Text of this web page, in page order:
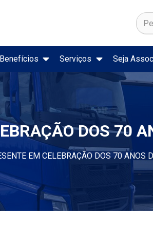
Benefícios Serviços Seja
DOS 70
EM CELEBRAÇÃO DOS 70 ANOS